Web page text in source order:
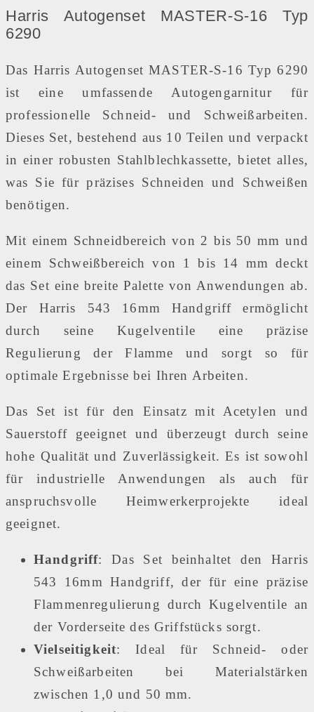
Harris Autogenset MASTER-S-16 Typ
6290
Das Harris Autogenset MASTER-S-16 Typ 6290
ist eine umfassende Autogengarnitur für
professionelle Schneid- und Schweißarbeiten.
Dieses Set, bestehend aus 10 Teilen und verpackt
in einer robusten Stahlblechkassette, bietet alles,
was Sie für präzises Schneiden und Schweißen
benötigen.
Mit einem Schneidbereich von 2 bis 50 mm und
einem Schweißbereich von 1 bis 14 mm deckt
das Set eine breite Palette von Anwendungen ab.
Der Harris 543 16mm Handgriff ermöglicht
durch seine Kugelventile eine präzise
Regulierung der Flamme und sorgt so für
optimale Ergebnisse bei Ihren Arbeiten.
Das Set ist für den Einsatz mit Acetylen und
Sauerstoff geeignet und überzeugt durch seine
hohe Qualität und Zuverlässigkeit. Es ist sowohl
für industrielle Anwendungen als auch für
anspruchsvolle Heimwerkerprojekte ideal
geeignet.
Handgriff: Das Set beinhaltet den Harris
543 16mm Handgriff, der für eine präzise
Flammenregulierung durch Kugelventile an
der Vorderseite des Griffstücks sorgt.
Vielseitigkeit: Ideal für Schneid- oder
Schweißarbeiten bei Materialstärken
zwischen 1,0 und 50 mm.